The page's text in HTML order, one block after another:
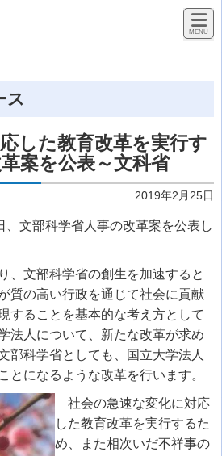
ス
した教育改革を実行す
案を公表～文科省
2019年2月25日
、文部科学省人事の改革案を公表し
、文部科学省の創生を加速すると
質の高い行政を通じて社会に貢献
することを基本的な考え方として
法人について、新たな改革が求め
部科学省としても、国立大学法人
とになるような改革を行います。
社会の急速な変化に対応
した教育改革を実行するた
め、また相次いだ不祥事の